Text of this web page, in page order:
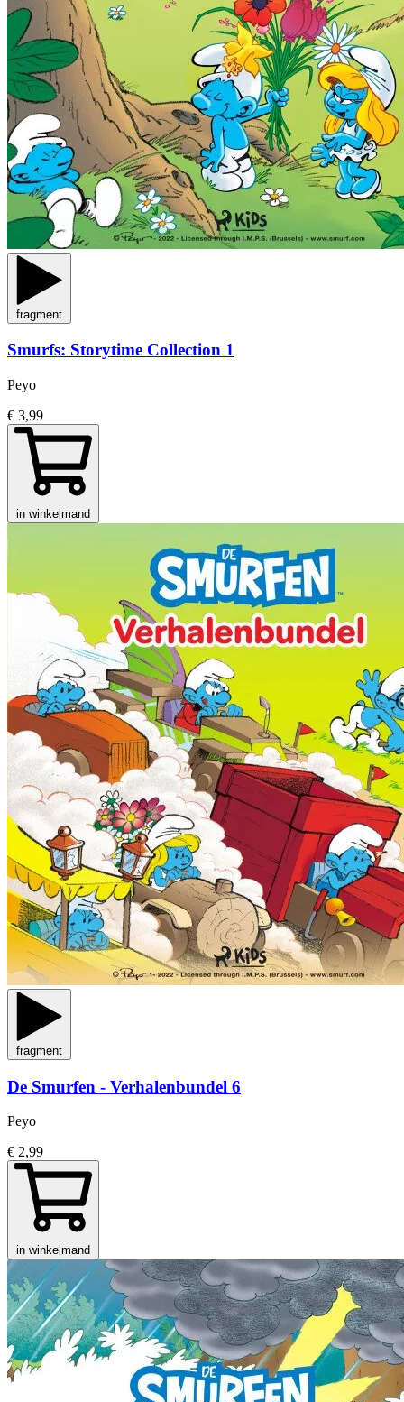
fragment
Smurfs: Storytime Collection 1
Peyo
€ 3,99
in winkelmand
fragment
De Smurfen - Verhalenbundel 6
Peyo
€ 2,99
in winkelmand